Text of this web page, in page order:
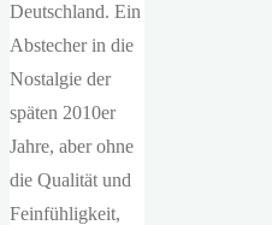
Deutschland. Ein
Abstecher in die
Nostalgie der
späten 2010er
Jahre, aber ohne
die Qualität und
Feinfühligkeit,